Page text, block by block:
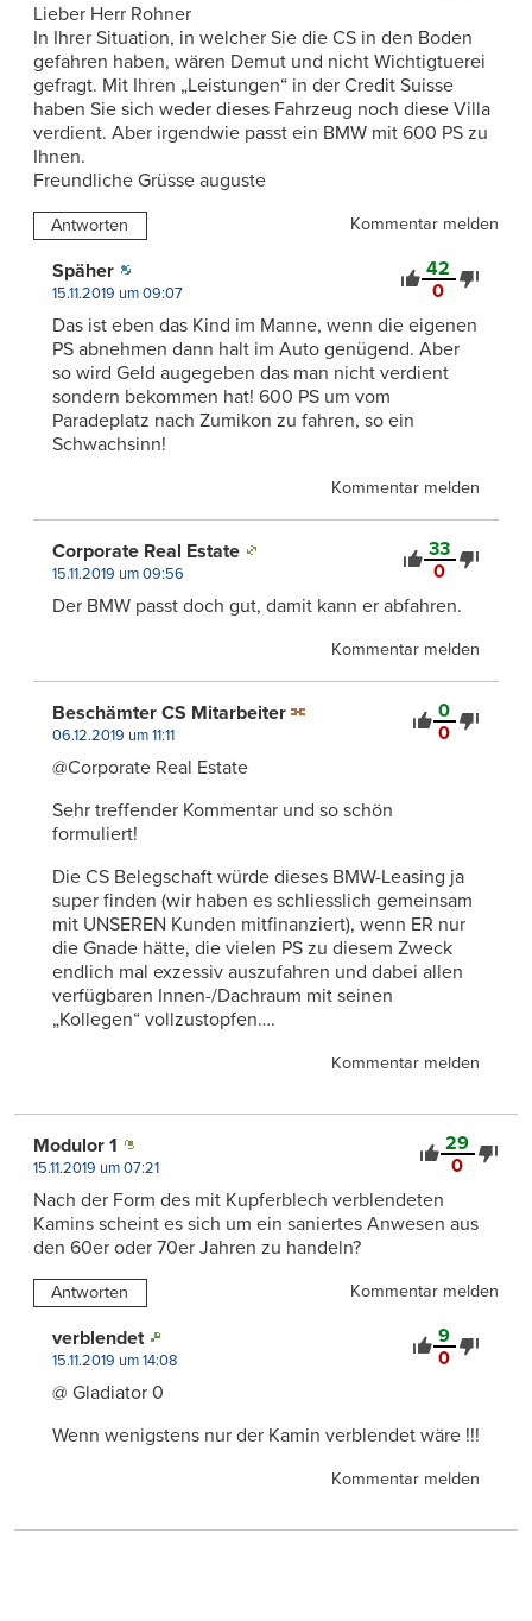
Lieber Herr Rohner
In Ihrer Situation, in welcher Sie die CS in den Boden
gefahren haben, wären Demut und nicht Wichtigtuerei
gefragt. Mit Ihren „Leistungen“ in der Credit Suisse
haben Sie sich weder dieses Fahrzeug noch diese Villa
verdient. Aber irgendwie passt ein BMW mit 600 PS zu
Ihnen.
Freundliche Grüsse auguste
Antworten Kommentar melden
42
0
Späher
15.11.2019 um 09:07
Das ist eben das Kind im Manne, wenn die eigenen
PS abnehmen dann halt im Auto genügend. Aber
so wird Geld augegeben das man nicht verdient
sondern bekommen hat! 600 PS um vom
Paradeplatz nach Zumikon zu fahren, so ein
Schwachsinn!
Kommentar melden
33
0
Corporate Real Estate
15.11.2019 um 09:56
Der BMW passt doch gut, damit kann er abfahren.
Kommentar melden
0
0
Beschämter CS Mitarbeiter
06.12.2019 um 11:11
@Corporate Real Estate
Sehr treffender Kommentar und so schön
formuliert!
Die CS Belegschaft würde dieses BMW-Leasing ja
super finden (wir haben es schliesslich gemeinsam
mit UNSEREN Kunden mitfinanziert), wenn ER nur
die Gnade hätte, die vielen PS zu diesem Zweck
endlich mal exzessiv auszufahren und dabei allen
verfügbaren Innen-/Dachraum mit seinen
„Kollegen“ vollzustopfen….
Kommentar melden
29
0
Modulor 1
15.11.2019 um 07:21
Nach der Form des mit Kupferblech verblendeten
Kamins scheint es sich um ein saniertes Anwesen aus
den 60er oder 70er Jahren zu handeln?
Antworten Kommentar melden
9
0
verblendet
15.11.2019 um 14:08
@ Gladiator 0
Wenn wenigstens nur der Kamin verblendet wäre !!!
Kommentar melden